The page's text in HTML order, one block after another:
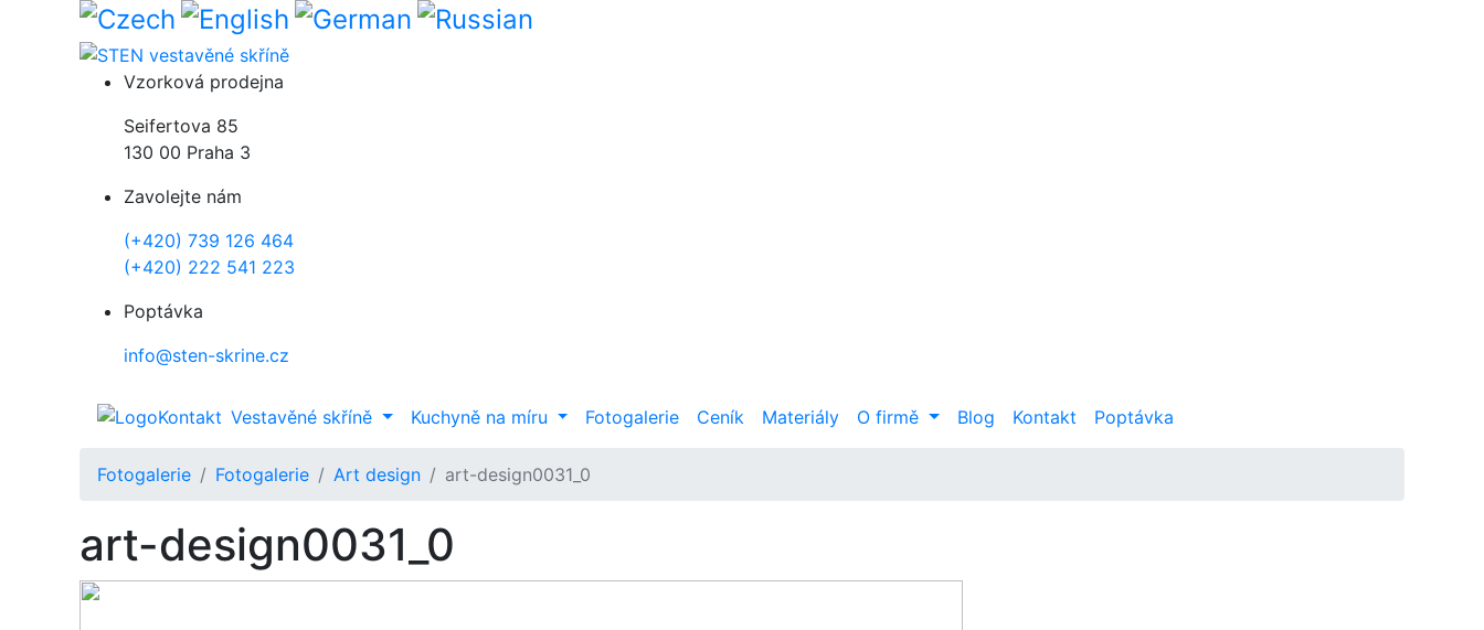
Přejít k hlavnímu obsahu
Vzorková prodejna
Seifertova 85
130 00 Praha 3
Zavolejte nám
(+420) 739 126 464
(+420) 222 541 223
Poptávka
info@sten-skrine.cz
Kontakt Vestavěné skříně Kuchyně na míru Fotogalerie Ceník Materiály O firmě Blog Kontakt Poptávka
Fotogalerie Fotogalerie Art design art-design0031_0
art-design0031_0